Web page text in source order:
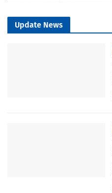
Update News